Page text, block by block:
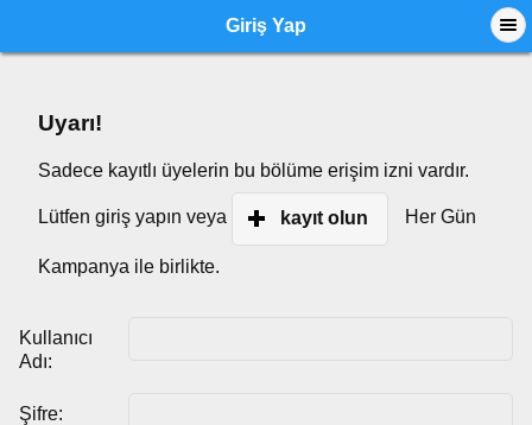
Giriş Yap
Uyarı!
Sadece kayıtlı üyelerin bu bölüme erişim izni vardır.
Lütfen giriş yapın veya kayıt olun Her Gün
Kampanya ile birlikte.
Kullanıcı
Adı:
Şifre: